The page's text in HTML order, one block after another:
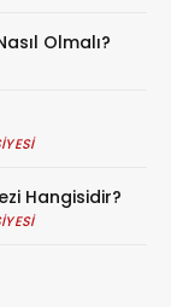
Olmalı?
Hangisidir?